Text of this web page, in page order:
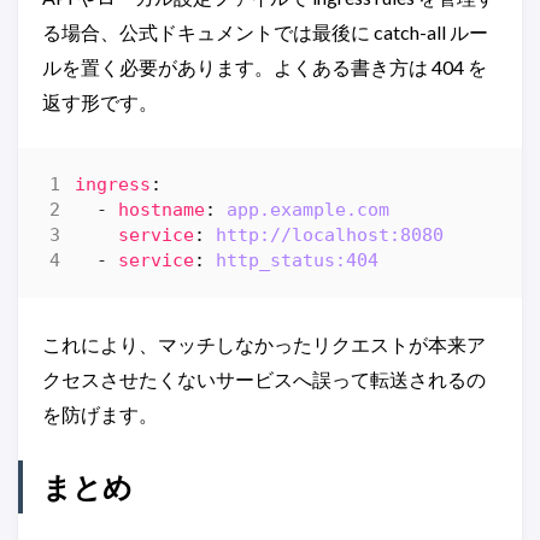
る場合、公式ドキュメントでは最後に catch-all ルー
ルを置く必要があります。よくある書き方は 404 を
返す形です。
ingress :
- hostname:
app.example.com
service:
http://localhost:8080
- service: http_status:404
これにより、マッチしなかったリクエストが本来ア
クセスさせたくないサービスへ誤って転送されるの
を防げます。
まとめ